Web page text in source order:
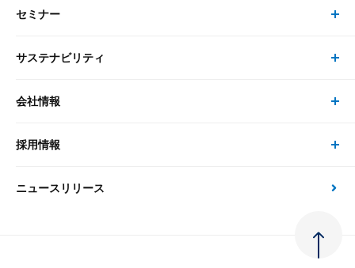
大和総研の強み
先端テクノロジーに基づく新たな価値の創出
政策分析
研究員
書籍・刊行物 トップ
書籍
セミナー
セミナー トップ
現在受付中のセミナー・イベント
サステナビリティ
サステナビリティの取り組み
次世代社会への貢献
会社情報
会社情報 トップ
会社概要・役員一覧
採用情報
採用情報 トップ
ニュースリリース